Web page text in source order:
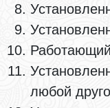
любой